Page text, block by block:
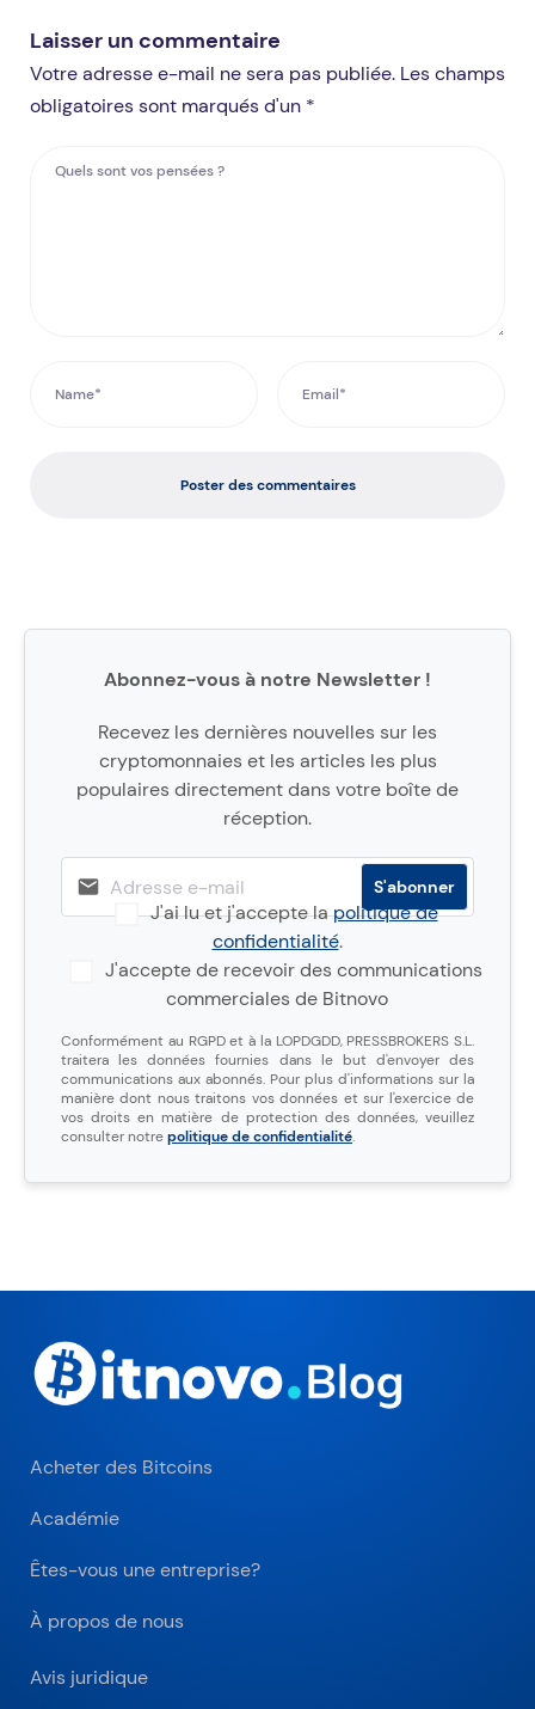
Laisser un commentaire
Votre adresse e-mail ne sera pas publiée. Les champs
obligatoires sont marqués d'un *
Poster des commentaires
Abonnez-vous à notre Newsletter !
Recevez les dernières nouvelles sur les
cryptomonnaies et les articles les plus
populaires directement dans votre boîte de
réception.
J'ai lu et j'accepte lapolitique de
confidentialité.
J'accepte de recevoir des communications
commerciales de Bitnovo
Conformément au RGPD et à la LOPDGDD, PRESSBROKERS S.L.
traitera les données fournies dans le but d'envoyer des
communications aux abonnés. Pour plus d'informations sur la
manière dont nous traitons vos données et sur l'exercice de
vos droits en matière de protection des données, veuillez
consulter notrepolitique de confidentialité.
Acheter des Bitcoins
Académie
Êtes-vous une entreprise?
À propos de nous
Avis juridique